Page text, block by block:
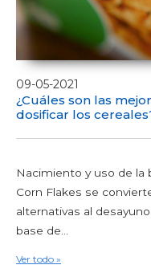
09-05-2021
¿Cuáles son las
dosificar los
Nacimiento y uso de la
Corn Flakes se
alternativas al
base de...
Ver todo »